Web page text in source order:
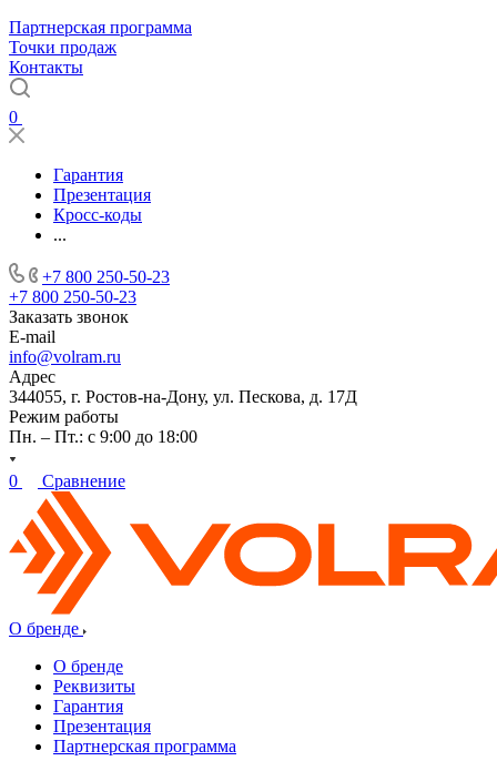
Партнерская программа
Точки продаж
Контакты
0
Гарантия
Презентация
Кросс-коды
...
+7 800 250-50-23
+7 800 250-50-23
Заказать звонок
E-mail
info@volram.ru
Адрес
344055, г. Ростов-на-Дону, ул. Пескова, д. 17Д
Режим работы
Пн. – Пт.: с 9:00 до 18:00
0 Сравнение
О бренде
О бренде
Реквизиты
Гарантия
Презентация
Партнерская программа